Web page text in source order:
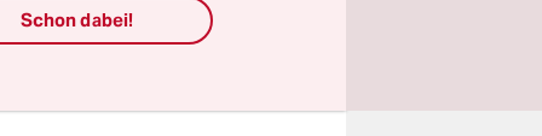
Schon dabei!